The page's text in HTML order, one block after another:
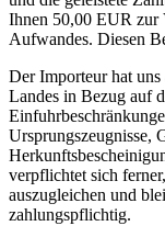
Ihnen 50,00 EUR zur
Aufwandes. Diesen
Der Importeur hat uns
Landes in Bezug auf
Ursprungszeugnisse,
verpflichtet sich
auszugleichen und
zahlungspflichtig.